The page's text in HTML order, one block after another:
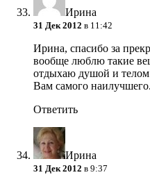
Ирина
31 Дек 2012 в 11:42
Ирина, спасибо за
вообще люблю такие
отдыхаю душой и
Вам самого наилучшего.
Ответить
Ирина
31 Дек 2012 в 9:37